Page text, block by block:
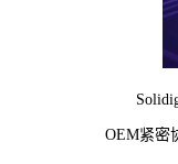
OEM紧密